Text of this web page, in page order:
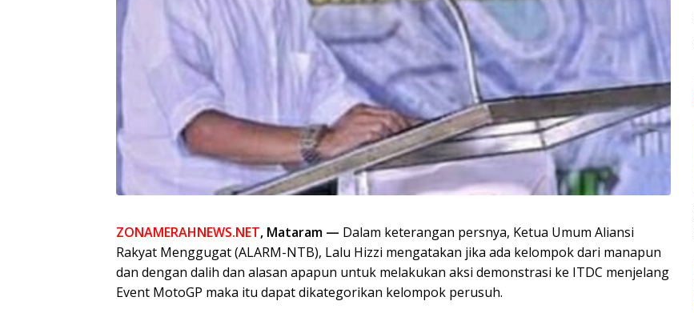
ZONAMERAHNEWS.NET, Mataram — Dalam keterangan persnya, Ketua Umum Aliansi
Rakyat Menggugat (ALARM-NTB), Lalu Hizzi mengatakan jika ada kelompok dari manapun
dan dengan dalih dan alasan apapun untuk melakukan aksi demonstrasi ke ITDC menjelang
Event MotoGP maka itu dapat dikategorikan kelompok perusuh.